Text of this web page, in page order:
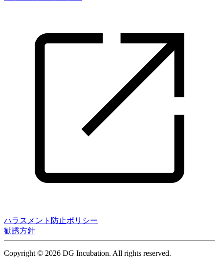
ハラスメント防止ポリシー
勧誘方針
Copyright © 2026 DG Incubation. All rights reserved.